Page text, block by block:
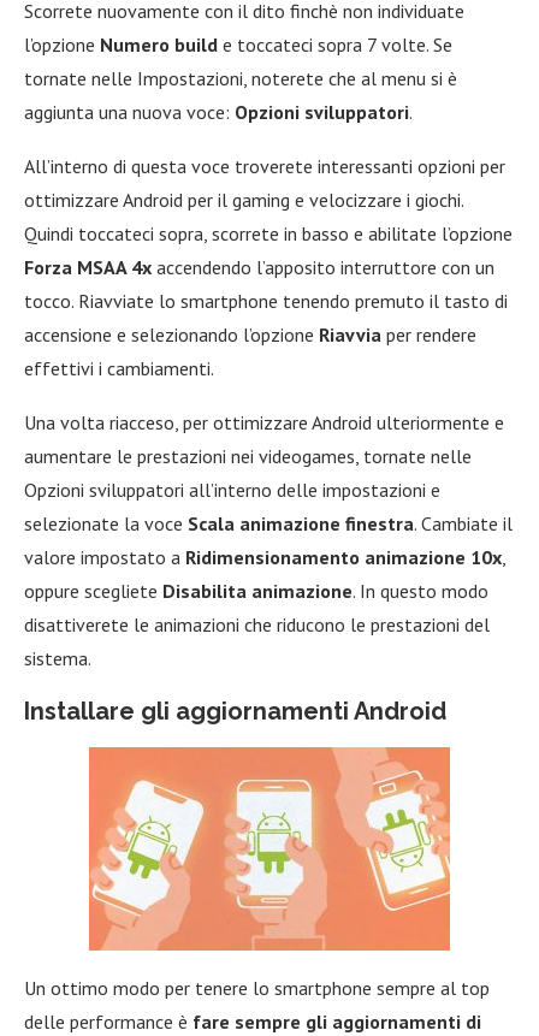
Scorrete nuovamente con il dito finchè non individuate
l’opzione Numero build e toccateci sopra 7 volte. Se
tornate nelle Impostazioni, noterete che al menu si è
aggiunta una nuova voce: Opzioni sviluppatori.
All’interno di questa voce troverete interessanti opzioni per
ottimizzare Android per il gaming e velocizzare i giochi.
Quindi toccateci sopra, scorrete in basso e abilitate l’opzione
Forza MSAA 4x accendendo l’apposito interruttore con un
tocco. Riavviate lo smartphone tenendo premuto il tasto di
accensione e selezionando l’opzione Riavvia per rendere
effettivi i cambiamenti.
Una volta riacceso, per ottimizzare Android ulteriormente e
aumentare le prestazioni nei videogames, tornate nelle
Opzioni sviluppatori all’interno delle impostazioni e
selezionate la voce Scala animazione finestra. Cambiate il
valore impostato a Ridimensionamento animazione 10x
oppure scegliete Disabilita animazione. In questo modo
disattiverete le animazioni che riducono le prestazioni del
sistema.
Installare gli aggiornamenti Android
Un ottimo modo per tenere lo smartphone sempre al top
delle performance è fare sempre gli aggiornamenti di